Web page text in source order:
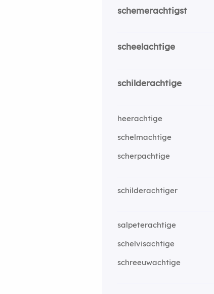
schemerachtigst
scheelachtige
schilderachtige
heerachtige
schelmachtige
scherpachtige
schilderachtiger
salpeterachtige
schelvisachtige
schreeuwachtige